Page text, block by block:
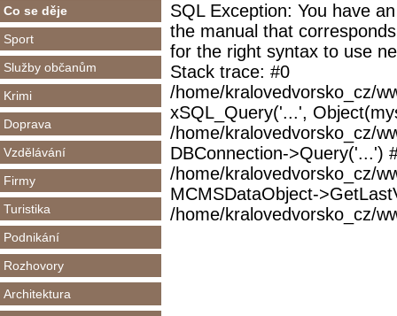
Co se děje
Sport
Služby občanům
Krimi
Doprava
Vzdělávání
Firmy
Turistika
Podnikání
Rozhovory
Architektura
SQL Exception: You have
the manual that
for the right syntax to use
Stack trace: #0
/home/kralovedvorsko_cz/
xSQL_Query('...',
/home/kralovedvorsko_cz/
DBConnection->Query('...')
/home/kralovedvorsko_cz/
MCMSDataObject-
/home/kralovedvorsko_cz/